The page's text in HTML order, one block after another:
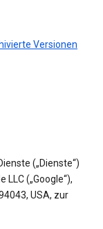
Versionen
(„Dienste“)
(„Google“),
USA, zur